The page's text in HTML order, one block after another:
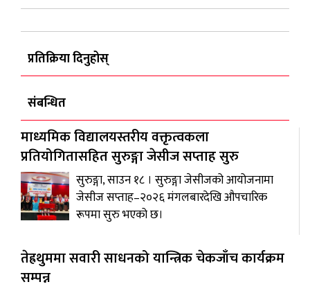
प्रतिक्रिया दिनुहोस्
संबन्धित
माध्यमिक विद्यालयस्तरीय वक्तृत्वकला
प्रतियोगितासहित सुरुङ्गा जेसीज सप्ताह सुरु
सुरुङ्गा, साउन १८ । सुरुङ्गा जेसीजको आयोजनामा
जेसीज सप्ताह–२०२६ मंगलबारदेखि औपचारिक
रूपमा सुरु भएको छ।
तेह्रथुममा सवारी साधनको यान्त्रिक चेकजाँच कार्यक्रम
सम्पन्न